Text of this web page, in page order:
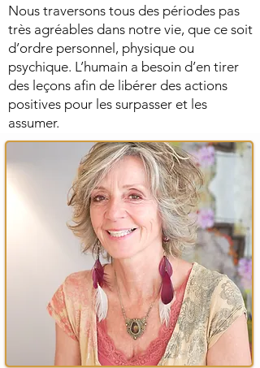
Nous traversons tous des périodes pas
très agréables dans notre vie, que ce soit
d’ordre personnel, physique ou
psychique. L’humain a besoin d’en tirer
des leçons afin de libérer des actions
positives pour les surpasser et les
assumer.